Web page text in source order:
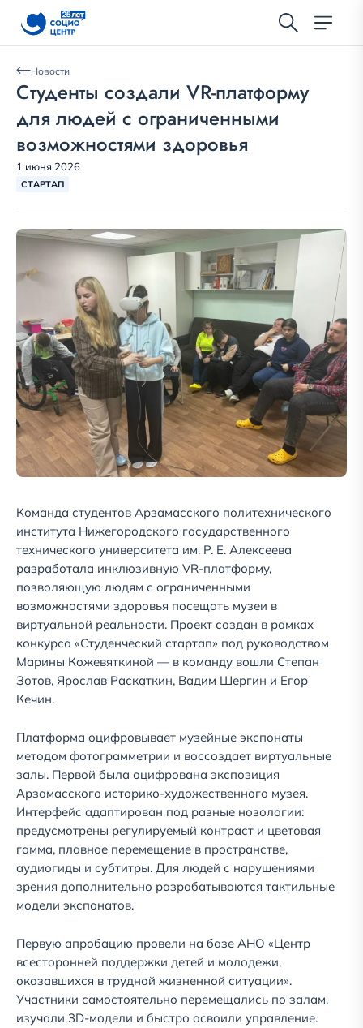
Новости
Студенты создали VR-платформу
для людей с ограниченными
возможностями здоровья
1 июня 2026
СТАРТАП
Команда студентов Арзамасского политехнического
института Нижегородского государственного
технического университета им. Р. Е. Алексеева
разработала инклюзивную VR-платформу,
позволяющую людям с ограниченными
возможностями здоровья посещать музеи в
виртуальной реальности. Проект создан в рамках
конкурса «Студенческий стартап» под руководством
Марины Кожевяткиной — в команду вошли Степан
Зотов, Ярослав Раскаткин, Вадим Шергин и Егор
Кечин.
Платформа оцифровывает музейные экспонаты
методом фотограмметрии и воссоздает виртуальные
залы. Первой была оцифрована экспозиция
Арзамасского историко-художественного музея.
Интерфейс адаптирован под разные нозологии:
предусмотрены регулируемый контраст и цветовая
гамма, плавное перемещение в пространстве,
аудиогиды и субтитры. Для людей с нарушениями
зрения дополнительно разрабатываются тактильные
модели экспонатов.
Первую апробацию провели на базе АНО «Центр
всесторонней поддержки детей и молодежи,
оказавшихся в трудной жизненной ситуации».
Участники самостоятельно перемещались по залам,
изучали 3D-модели и быстро освоили управление.